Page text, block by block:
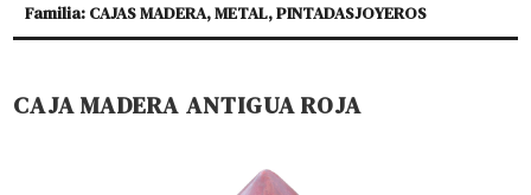
Familia: CAJAS MADERA, METAL, PINTADASJOYEROS
CAJA MADERA ANTIGUA ROJA